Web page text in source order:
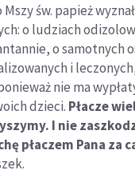
św. papież
o ludziach
o samotnych
i
nie ma
dzieci. Płacze
I nie
płaczem Pana za